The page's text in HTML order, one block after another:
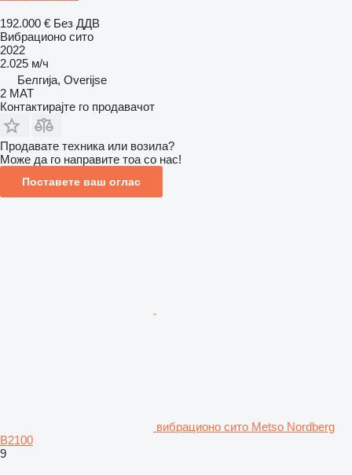
192.000 € Без ДДВ
Вибрационо сито
2022
2.025 м/ч
Белгија, Overijse
2 MAT
Контактирајте го продавачот
Продавате техника или возила?
Може да го направите тоа со нас!
Поставете ваш оглас
вибрационо сито Metso Nordberg
B2100
9